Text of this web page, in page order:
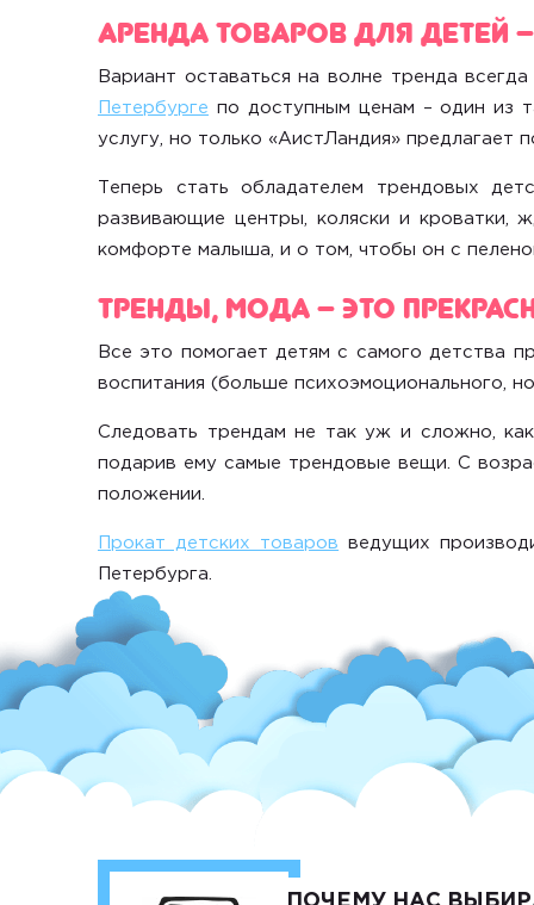
Аренда товаров для детей
Вариант оставаться на волне тренда
Петербурге по доступным ценам – один из
услугу, но только «АистЛандия»
Теперь стать обладателем трендовых
развивающие центры, коляски и кроватки,
комфорте малыша, и о том, чтобы он с
Тренды, мода – это
Все это помогает детям с самого детства
воспитания (больше психоэмоционального,
Следовать трендам не так уж и сложно,
подарив ему самые трендовые вещи. С
положении.
Прокат детских товаров ведущих
Петербурга.
ПОЧЕМУ НАС